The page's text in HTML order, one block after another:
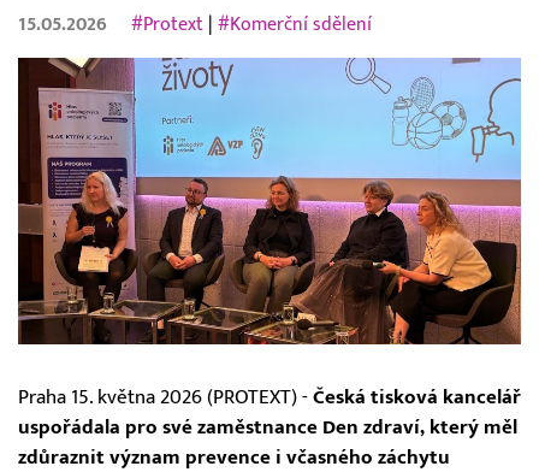
15.05.2026 #Protext |#Komerční sdělení
Praha 15. května 2026 (PROTEXT) - Česká tisková kancelář
uspořádala pro své zaměstnance Den zdraví, který měl
zdůraznit význam prevence i včasného záchytu